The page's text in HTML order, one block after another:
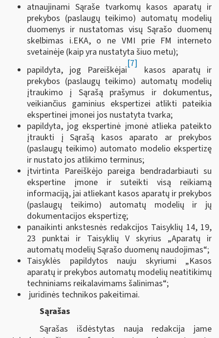
atnaujinami Sąraše tvarkomų kasos aparatų ir
prekybos (paslaugų teikimo) automatų modelių
duomenys ir nustatomas visų Sąrašo duomenų
skelbimas i.EKA, o ne VMI prie FM interneto
svetainėje (kaip yra nustatyta šiuo metu);
papildyta, jog Pareiškėjai
[7]
kasos aparatų ir
prekybos (paslaugų teikimo) automatų modelių
įtraukimo į Sąrašą prašymus ir dokumentus,
veikiančius gaminius ekspertizei atlikti pateikia
ekspertinei įmonei jos nustatyta tvarka;
papildyta, jog ekspertinė įmonė atlieka pateikto
įtraukti į Sąrašą kasos aparato ar prekybos
(paslaugų teikimo) automato modelio ekspertizę
ir nustato jos atlikimo terminus;
įtvirtinta Pareiškėjo pareiga bendradarbiauti su
ekspertine įmone ir suteikti visą reikiamą
informaciją, jai atliekant kasos aparatų ir prekybos
(paslaugų teikimo) automatų modelių ir jų
dokumentacijos ekspertizę;
panaikinti ankstesnės redakcijos Taisyklių 14, 19,
23 punktai ir Taisyklių V skyrius „Aparatų ir
automatų modelių Sąrašo duomenų naudojimas“;
Taisyklės papildytos nauju skyriumi „Kasos
aparatų ir prekybos automatų modelių neatitikimų
techniniams reikalavimams šalinimas“;
juridinės technikos pakeitimai.
Sąrašas
Sąrašas išdėstytas nauja redakcija jame